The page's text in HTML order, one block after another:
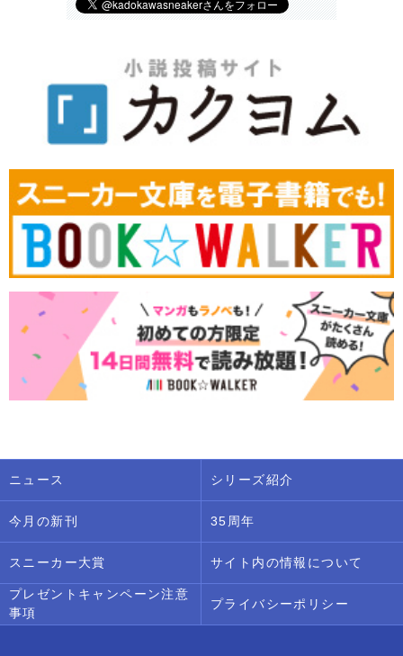
ニュース シリーズ紹介
今月の新刊 35周年
スニーカー大賞 サイト内の情報について
プレゼントキャンペーン注意
事項
プライバシーポリシー